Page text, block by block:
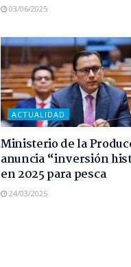
03/06/2025
ACTUALIDAD
Ministerio de la
anuncia “inversión
en 2025 para pesca
24/03/2025